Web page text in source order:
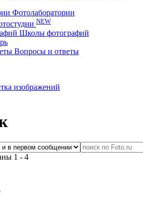
Фотолаборатории
NEW
Школы фотографий
Вопросы и ответы
изображений
1 - 4